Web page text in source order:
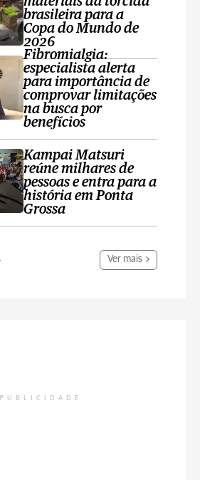
brasileira para a
Copa do Mundo de
2026
Fibromialgia:
especialista alerta
para importância de
comprovar limitações
na busca por
benefícios
Kampai Matsuri
reúne milhares de
pessoas e entra para a
história em Ponta
Grossa
Ver mais
PUBLICIDADE